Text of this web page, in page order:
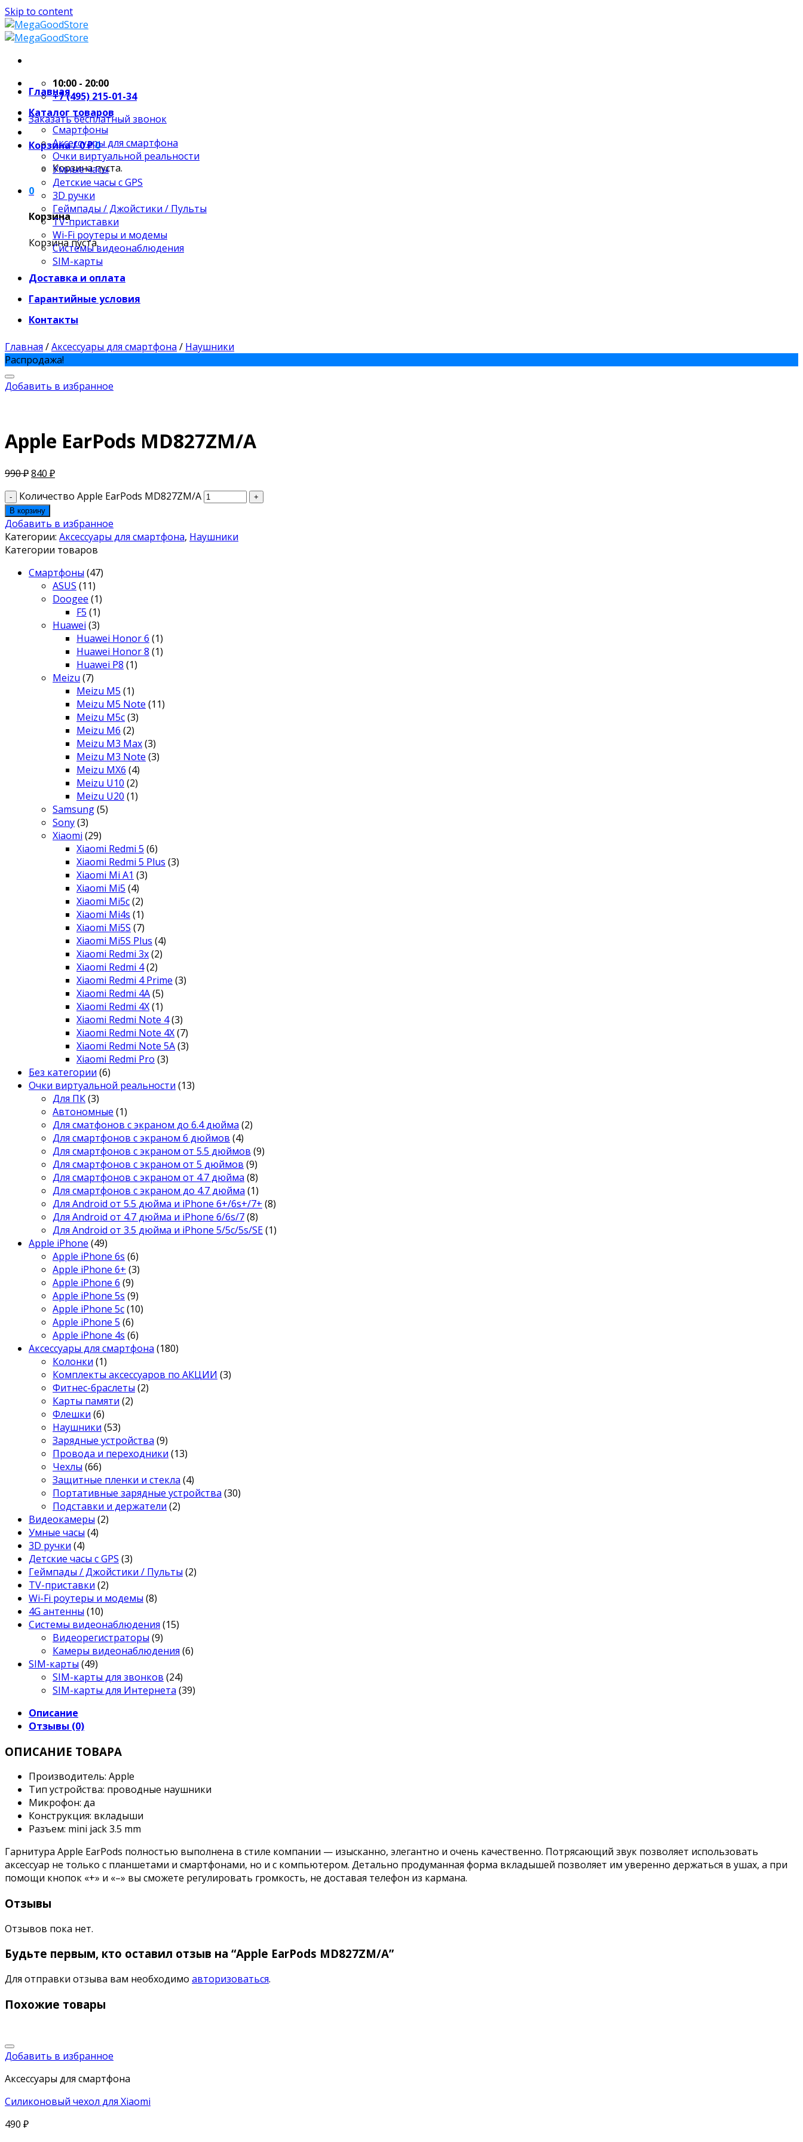
Skip to content
10:00 - 20:00
+7 (495) 215-01-34
Заказать бесплатный звонок
Корзина /0₽0
Корзина пуста.
0
Корзина
Корзина пуста.
Главная
Каталог товаров
Смартфоны
Аксессуары для смартфона
Очки виртуальной реальности
Умные часы
Детские часы с GPS
3D ручки
Геймпады / Джойстики / Пульты
TV-приставки
Wi-Fi роутеры и модемы
Системы видеонаблюдения
SIM-карты
Доставка и оплата
Гарантийные условия
Контакты
Главная /Аксессуары для смартфона / Наушники
Распродажа!
Добавить в избранное
Apple EarPods MD827ZM/A
990₽840 ₽
Количество Apple EarPods MD827ZM/A
В корзину
Добавить в избранное
Категории: Аксессуары для смартфона, Наушники
Категории товаров
Смартфоны (47)
ASUS (11)
Doogee (1)
F5 (1)
Huawei (3)
Huawei Honor 6 (1)
Huawei Honor 8 (1)
Huawei P8 (1)
Meizu (7)
Meizu M5 (1)
Meizu M5 Note (11)
Meizu M5c(3)
Meizu M6 (2)
Meizu M3 Max(3)
Meizu M3 Note (3)
Meizu MX6 (4)
Meizu U10 (2)
Meizu U20 (1)
Samsung(5)
Sony(3)
Xiaomi (29)
Xiaomi Redmi 5 (6)
Xiaomi Redmi 5 Plus (3)
Xiaomi Mi A1 (3)
Xiaomi Mi5 (4)
Xiaomi Mi5c(2)
Xiaomi Mi4s (1)
Xiaomi Mi5S (7)
Xiaomi Mi5S Plus (4)
Xiaomi Redmi 3x(2)
Xiaomi Redmi 4(2)
Xiaomi Redmi 4 Prime (3)
Xiaomi Redmi 4A(5)
Xiaomi Redmi 4X(1)
Xiaomi Redmi Note 4(3)
Xiaomi Redmi Note 4X(7)
Xiaomi Redmi Note 5A(3)
Xiaomi Redmi Pro (3)
Без категории (6)
Очки виртуальной реальности (13)
Для ПК(3)
Автономные (1)
Для сматфонов с экраном до 6.4 дюйма (2)
Для смартфонов с экраном 6 дюймов (4)
Для смартфонов с экраном от 5.5 дюймов (9)
Для смартфонов с экраном от 5 дюймов (9)
Для смартфонов с экраном от 4.7 дюйма (8)
Для смартфонов с экраном до 4.7 дюйма (1)
Для Android от 5.5 дюйма и iPhone 6+/6s+/7+ (8)
Для Android от 4.7 дюйма и iPhone 6/6s/7(8)
Для Android от 3.5 дюйма и iPhone 5/5c/5s/SE(1)
Apple iPhone (49)
Apple iPhone 6s (6)
Apple iPhone 6+ (3)
Apple iPhone 6 (9)
Apple iPhone 5s (9)
Apple iPhone 5c(10)
Apple iPhone 5 (6)
Apple iPhone 4s (6)
Аксессуары для смартфона (180)
Колонки (1)
Комплекты аксессуаров по АКЦИИ (3)
Фитнес-браслеты (2)
Карты памяти (2)
Флешки (6)
Наушники (53)
Зарядные устройства (9)
Провода и переходники (13)
Чехлы (66)
Защитные пленки и стекла (4)
Портативные зарядные устройства (30)
Подставки и держатели (2)
Видеокамеры (2)
Умные часы (4)
3D ручки (4)
Детские часы с GPS (3)
Геймпады / Джойстики / Пульты (2)
TV-приставки (2)
Wi-Fi роутеры и модемы (8)
4G антенны (10)
Системы видеонаблюдения (15)
Видеорегистраторы (9)
Камеры видеонаблюдения (6)
SIM-карты (49)
SIM-карты для звонков (24)
SIM-карты для Интернета (39)
Описание
Отзывы (0)
ОПИСАНИЕ ТОВАРА
Производитель: Apple
Тип устройства: проводные наушники
Микрофон: да
Конструкция: вкладыши
Разъем: mini jack 3.5 mm
Гарнитура Apple EarPods полностью выполнена в стиле компании — изысканно, элегантно и очень качественно. Потрясающий звук позволяет использовать
аксессуар не только с планшетами и смартфонами, но и с компьютером. Детально продуманная форма вкладышей позволяет им уверенно держаться в ушах, а при
помощи кнопок «+» и «–» вы сможете регулировать громкость, не доставая телефон из кармана.
Отзывы
Отзывов пока нет.
Будьте первым, кто оставил отзыв на “Apple EarPods MD827ZM/A”
Для отправки отзыва вам необходимо авторизоваться.
Похожие товары
Добавить в избранное
Аксессуары для смартфона
Силиконовый чехол для Xiaomi
490 ₽